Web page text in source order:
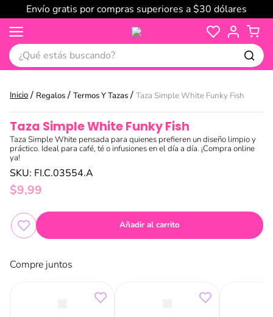
Envío gratis por compras superiores a $30 dólares
¿Qué estás buscando?
Regalos Termos Y Tazas Taza Simple White Funky Fish
Taza Simple White Funky Fish
Taza Simple White pensada para quienes prefieren un diseño limpio y
práctico. Ideal para café, té o infusiones en el día a día. ¡Compra online
ya!
SKU: FI.C.03554.A
$9,99
Añadir al carrito
Compre juntos